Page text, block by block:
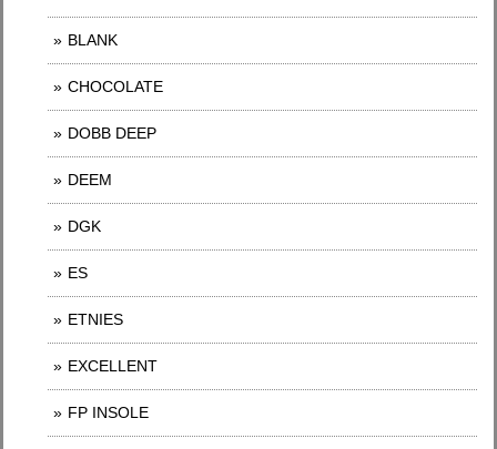
BLANK
CHOCOLATE
DOBB DEEP
DEEM
DGK
ES
ETNIES
EXCELLENT
FP INSOLE